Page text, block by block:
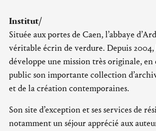
Institut/
Située aux portes de Caen, l’abbaye
véritable écrin de verdure. Depuis 2004,
développe une mission très originale,
public son importante collection
et de la création contemporaines.
Son site d’exception et ses services de
notamment un séjour apprécié aux